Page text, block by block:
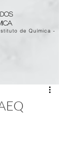
de Química -